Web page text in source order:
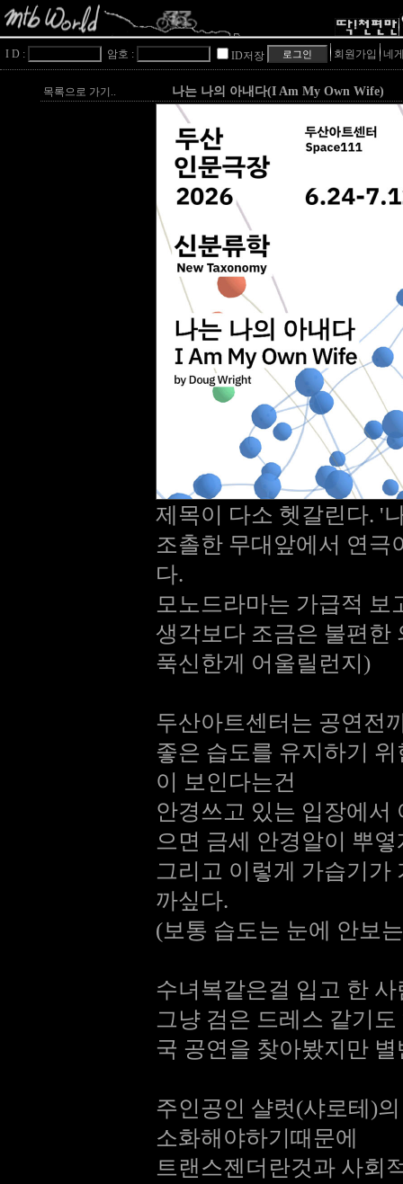
I D : 암호 : ID저장 회원가입 네
목록으로 가기.. 나는 나의 아내다(I Am My Own Wife)
제목이 다소 헷갈린다. '
조촐한 무대앞에서 연극
다.
모노드라마는 가급적 보
생각보다 조금은 불편한
푹신한게 어울릴런지)
두산아트센터는 공연전
좋은 습도를 유지하기
이 보인다는건
안경쓰고 있는 입장에서
으면 금세 안경알이 뿌
그리고 이렇게 가습기가
까싶다.
(보통 습도는 눈에 안보
수녀복같은걸 입고 한
그냥 검은 드레스 같기
국 공연을 찾아봤지만
주인공인 샬럿(샤로테)
소화해야하기때문에
트랜스젠더란것과 사회